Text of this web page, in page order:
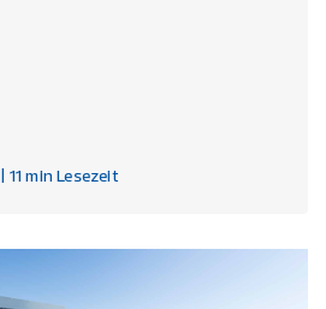
| 11 min Lesezeit